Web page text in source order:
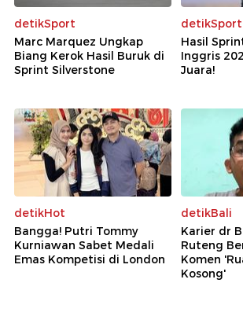
detikSport
Marc Marquez Ungkap
Biang Kerok Hasil Buruk di
Sprint Silverstone
detikSport
Hasil
Inggris
Juara!
detikHot
Bangga! Putri Tommy
Kurniawan Sabet Medali
Emas Kompetisi di London
detikBali
Karier dr
Ruteng
Komen
Kosong'